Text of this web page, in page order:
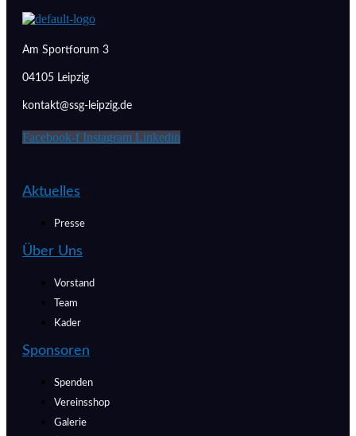
Am Sportforum 3
04105 Leipzig
kontakt@ssg-leipzig.de
Facebook-f Instagram Linkedin
Aktuelles
Presse
Über Uns
Vorstand
Team
Kader
Sponsoren
Spenden
Vereinsshop
Galerie